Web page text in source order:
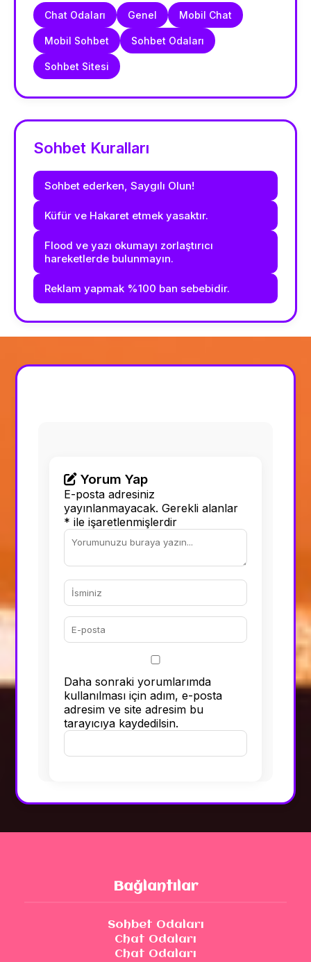
Chat Odaları Genel Mobil Chat
Mobil Sohbet Sohbet Odaları
Sohbet Sitesi
Sohbet Kuralları
Sohbet ederken, Saygılı Olun!
Küfür ve Hakaret etmek yasaktır.
Flood ve yazı okumayı zorlaştırıcı
hareketlerde bulunmayın.
Reklam yapmak %100 ban sebebidir.
Yorum Yap
E-posta adresiniz
yayınlanmayacak. Gerekli alanlar
* ile işaretlenmişlerdir
Daha sonraki yorumlarımda
kullanılması için adım, e-posta
adresim ve site adresim bu
tarayıcıya kaydedilsin.
Bağlantılar
Sohbet Odaları
Chat Odaları
Chat Odaları